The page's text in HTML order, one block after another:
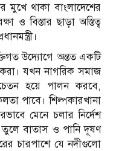
মুখে থাকা বাংলাদেশের
ও বিস্তার ছাড়া অস্তিত্ব
উদ্যোগে অন্তত একটি
যখন নাগরিক সমাজ
হয়ে পালন করবে,
পাবে। শিল্পকারখানা
মেনে চলার নির্দেশ
তুলে বাতাস ও পানি দূষণ
চারপাশে যে নদীগুলো